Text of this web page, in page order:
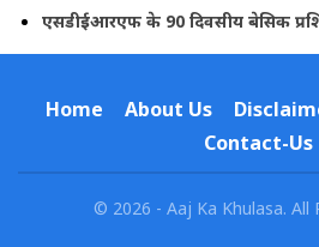
एसडीईआरएफ के 90 दिवसीय बेसिक
Home About Us
Contact-Us
© 2026 - Aaj Ka Khulasa. All